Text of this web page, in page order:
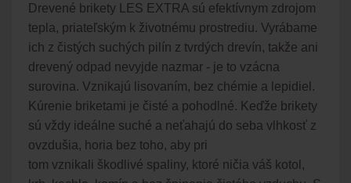
Drevené brikety LES EXTRA sú efektívnym zdrojom
tepla, priateľským k životnému prostrediu. Vyrábame
ich z čistých suchých pilín z tvrdých drevín, takže ani
drevený odpad nevyjde nazmar - je to vzácna
surovina. Vznikajú lisovaním, bez chémie a lepidiel.
Kúrenie briketami je čisté a pohodlné. Keďže brikety
sú vždy ideálne suché a neťahajú do seba vlhkosť z
ovzdušia, horia bez toho, aby pri
tom vznikali škodlivé spaliny, ktoré ničia váš kotol,